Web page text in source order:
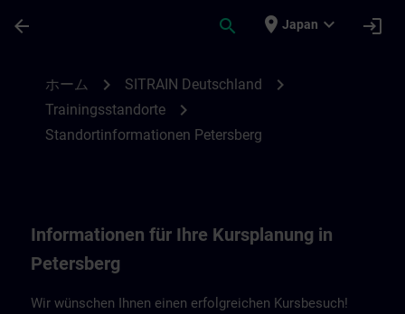
arrow_back search place Japan expand_more login
ホーム chevron_right SITRAIN Deutschland chevron_right
Trainingsstandorte chevron_right
Standortinformationen Petersberg
Informationen für Ihre Kursplanung in
Petersberg
Wir wünschen Ihnen einen erfolgreichen Kursbesuch!